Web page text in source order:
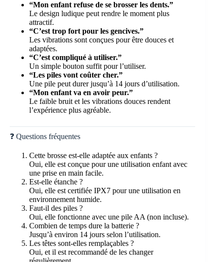
“Mon enfant refuse de se brosser les dents.”
Le design ludique peut rendre le moment plus
attractif.
“C’est trop fort pour les gencives.”
Les vibrations sont conçues pour être douces et
adaptées.
“C’est compliqué à utiliser.”
Un simple bouton suffit pour l’utiliser.
“Les piles vont coûter cher.”
Une pile peut durer jusqu’à 14 jours d’utilisation.
“Mon enfant va en avoir peur.”
Le faible bruit et les vibrations douces rendent
l’expérience plus agréable.
❓ Questions fréquentes
Cette brosse est-elle adaptée aux enfants ?
Oui, elle est conçue pour une utilisation enfant avec
une prise en main facile.
Est-elle étanche ?
Oui, elle est certifiée IPX7 pour une utilisation en
environnement humide.
Faut-il des piles ?
Oui, elle fonctionne avec une pile AA (non incluse).
Combien de temps dure la batterie ?
Jusqu’à environ 14 jours selon l’utilisation.
Les têtes sont-elles remplaçables ?
Oui, et il est recommandé de les changer